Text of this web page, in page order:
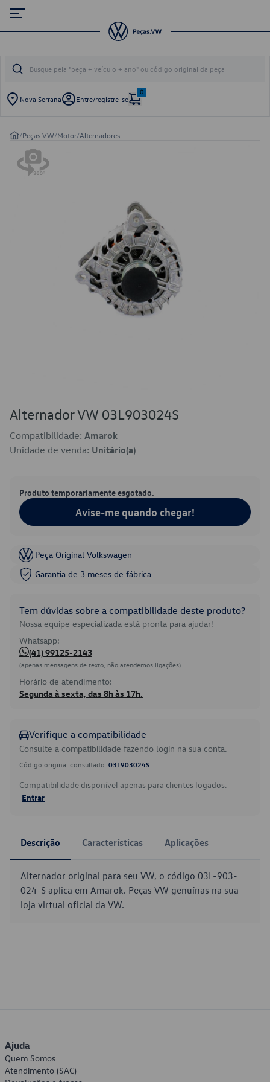
Nova Serrana Entre/registre-se
0
/Peças VW/Motor/Alternadores
Alternador VW 03L903024S
Compatibilidade: Amarok
Unidade de venda: Unitário(a)
Produto temporariamente esgotado.
Avise-me quando chegar!
Peça Original Volkswagen
Garantia de 3 meses de fábrica
Tem dúvidas sobre a compatibilidade deste produto?
Nossa equipe especializada está pronta para ajudar!
Whatsapp:
(41) 99125-2143
(apenas mensagens de texto, não atendemos ligações)
Horário de atendimento:
Segunda à sexta, das 8h às 17h.
Verifique a compatibilidade
Consulte a compatibilidade fazendo login na sua conta.
Código original consultado: 03L903024S
Compatibilidade disponível apenas para clientes logados.
Entrar
Descrição Características Aplicações
Alternador original para seu VW, o código 03L-903-
024-S aplica em Amarok. Peças VW genuínas na sua
loja virtual oficial da VW.
Ajuda
Quem Somos
Atendimento (SAC)